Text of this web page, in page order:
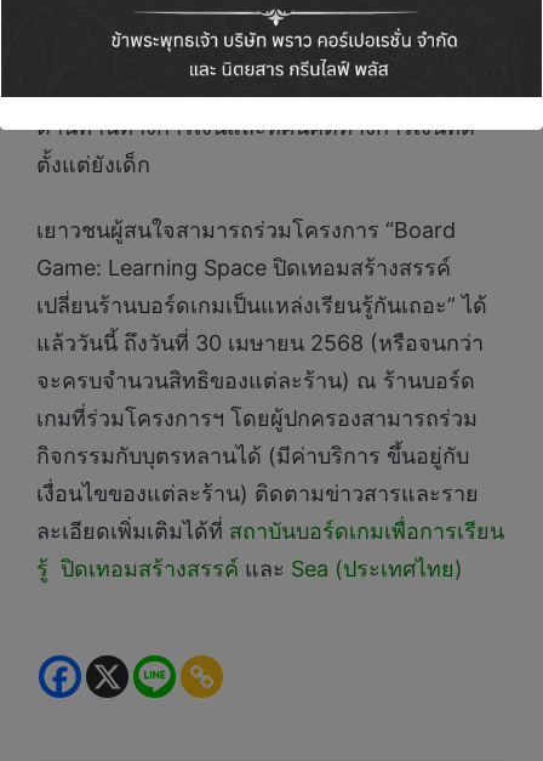
ทักษะ และสร้างภูมิคุ้มกันทางการเงินที่ดีให้แก่
เยาวชน ผ่านความสนุกผสานพร้อมสาระด้านการ
ต้านทานทางการเงินและทัศนคติทางการเงินที่ดี
ตั้งแต่ยังเด็ก
เยาวชนผู้สนใจสามารถร่วมโครงการ “Board
Game: Learning Space ปิดเทอมสร้างสรรค์
เปลี่ยนร้านบอร์ดเกมเป็นแหล่งเรียนรู้กันเถอะ” ได้
แล้ววันนี้ ถึงวันที่ 30 เมษายน 2568 (หรือจนกว่า
จะครบจำนวนสิทธิของแต่ละร้าน) ณ ร้านบอร์ด
เกมที่ร่วมโครงการฯ โดยผู้ปกครองสามารถร่วม
กิจกรรมกับบุตรหลานได้ (มีค่าบริการ ขึ้นอยู่กับ
เงื่อนไขของแต่ละร้าน) ติดตามข่าวสารและราย
ละเอียดเพิ่มเติมได้ที่ สถาบันบอร์ดเกมเพื่อการเรียน
รู้ ปิดเทอมสร้างสรรค์ และ Sea (ประเทศไทย)